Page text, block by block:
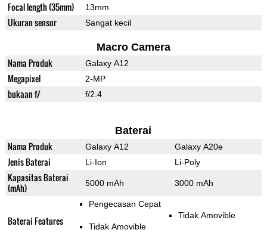
Focal length (35mm) 13mm
Ukuran sensor Sangat kecil
Macro Camera
Nama Produk Galaxy A12
Megapixel 2-MP
bukaan f/ f/2.4
Baterai
Nama Produk Galaxy A12 Galaxy A20e
Jenis Baterai Li-Ion Li-Poly
Kapasitas Baterai
(mAh)
5000 mAh 3000 mAh
Baterai Features
Pengecasan Cepat
Tidak Amovible
Tidak Amovible